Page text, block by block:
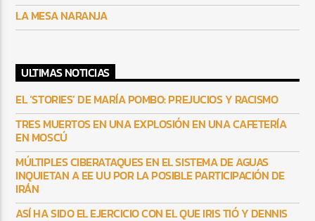
LA MESA NARANJA
ULTIMAS NOTICIAS
EL ‘STORIES’ DE MARÍA POMBO: PREJUCIOS Y RACISMO
TRES MUERTOS EN UNA EXPLOSIÓN EN UNA CAFETERÍA
EN MOSCÚ
MÚLTIPLES CIBERATAQUES EN EL SISTEMA DE AGUAS
INQUIETAN A EE UU POR LA POSIBLE PARTICIPACIÓN DE
IRÁN
ASÍ HA SIDO EL EJERCICIO CON EL QUE IRIS TIÓ Y DENNIS